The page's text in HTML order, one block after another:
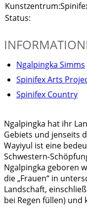
Kunstzentrum:
Status:
Ngalpingka Simms
Spinifex Arts
Spinifex Country
Ngalpingka hat ihr
Gebiets und jenseits
Wayiyul ist eine
Schwestern-
Ngalpingka geboren
die „Frauen“ in
Landschaft,
bei Regen füllen) und